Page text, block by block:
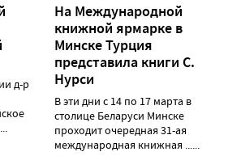
д-р
На Международной
книжной ярмарке в
Минске Турция
представила книги С.
Нурси
В эти дни с 14 по 17 марта в
столице Беларуси Минске
проходит очередная 31-ая
международная книжная ......